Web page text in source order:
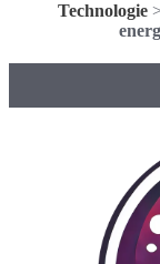
Technologie>